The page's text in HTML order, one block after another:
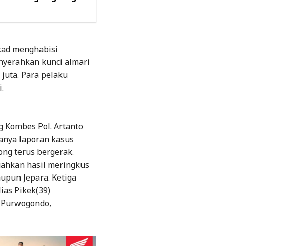
menghabisi
kunci almari
Para pelaku
Kombes Pol. Artanto
laporan kasus
terus bergerak.
hasil meringkus
Jepara. Ketiga
Pikek(39)